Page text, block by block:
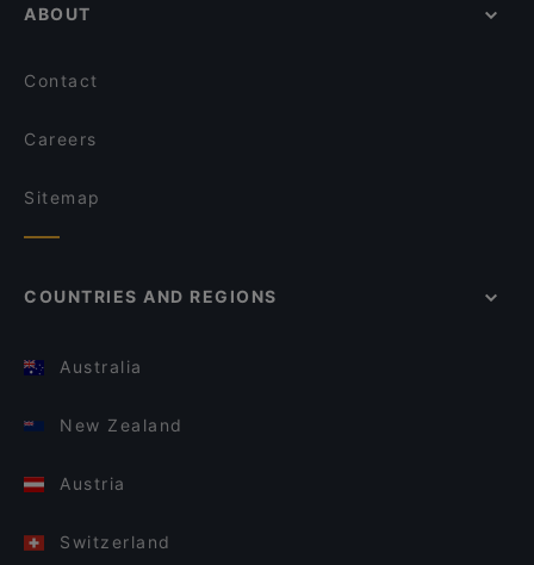
ABOUT
Contact
Careers
Sitemap
COUNTRIES AND REGIONS
Australia
New Zealand
Austria
Switzerland